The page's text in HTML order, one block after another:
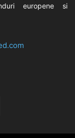
europene si